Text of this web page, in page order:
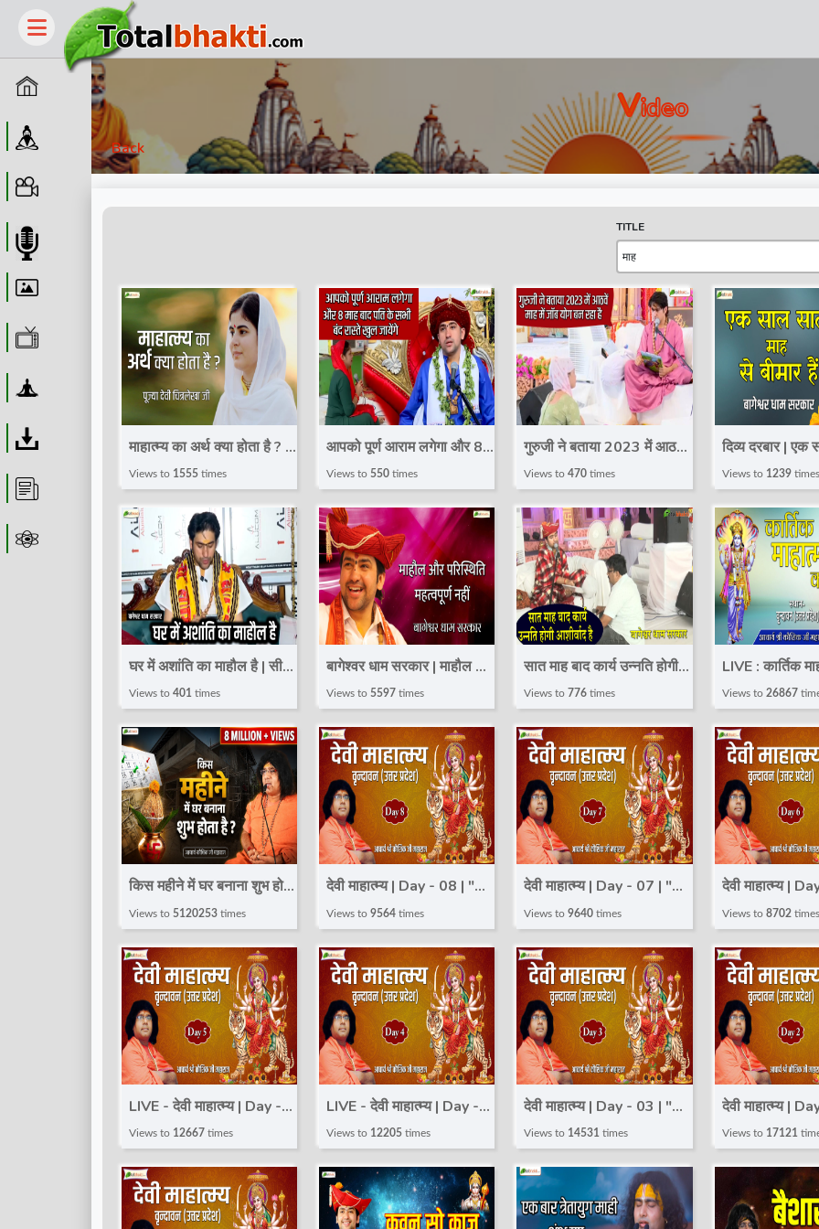
Home
Guru
Wallpaper
Download
Astrolager
VIdeo
Back
TITLE
माहात्म्य का अर्थ क्या होता है ? |
Devi Chitralekha Ji |
Motivational Speech
|@TotalBhaktiVideo
Views to 1555 times
आपको पूर्ण आराम लगेगा और 8
माह बाद पति के सभी बंद रास्ते
खुल जायेंगे | Bageshwar
Dham Sarkar Darbar
Views to550 times
गुरुजी ने बताया 2023 में आठवें
माह में जॉब योग बन रहा है | दिव्य
दरबार | Bageshwar Dham
Sarkar
Views to470 times
दिव्य दरबार | एक
से बीमार हैं |
Dham Sarkar
Views to 1239times
घर में अशांति का माहौल है | सीधी
बात | Bageshwar Dham
Sarkar | Totalbhakti
Views to 401 times
बागेश्वर धाम सरकार | माहौल और
परिस्थिति महत्वपूर्ण नहीं
|@BageshwarDhamSarkar
Views to5597 times
सात माह बाद कार्य उन्नति होगी
आशीर्वाद है | दिव्य दरबार |
Bageshwar Dham
Sarkar
Views to 776 times
LIVE : कार्तिक
06 Oct ||
Maharaj ||
Uttar Pradesh
Views to 26867
किस महीने में घर बनाना शुभ होता
है? | श्री कौशिक जी महाराज से |
Shri Kaushik Ji Maharaj
Views to 5120253 times
देवी माहात्म्य | Day - 08 | "
Devi Mahatmya" Katha |
Kaushik Ji Maharaj |
Vrindavan
Views to9564 times
देवी माहात्म्य | Day - 07 | "
Devi Mahatmya" Katha |
Kaushik Ji Maharaj |
Vrindavan
Views to9640 times
देवी माहात्म्य |
Devi
Kaushik Ji
Vrindavan
Views to 8702times
LIVE - देवी माहात्म्य | Day -
05 | " Devi Mahatmya"
Katha | Kaushik Ji
Maharaj | Vrindavan
Views to 12667 times
LIVE - देवी माहात्म्य | Day -
04 | " Devi Mahatmya"
Katha | Kaushik Ji
Maharaj | Vrindavan
Views to 12205 times
देवी माहात्म्य | Day - 03 | "
Devi Mahatmya" Katha |
Kaushik Ji Maharaj |
Vrindavan
Views to 14531 times
देवी माहात्म्य |
Devi
Kaushik Ji
Vrindavan
Views to 17121